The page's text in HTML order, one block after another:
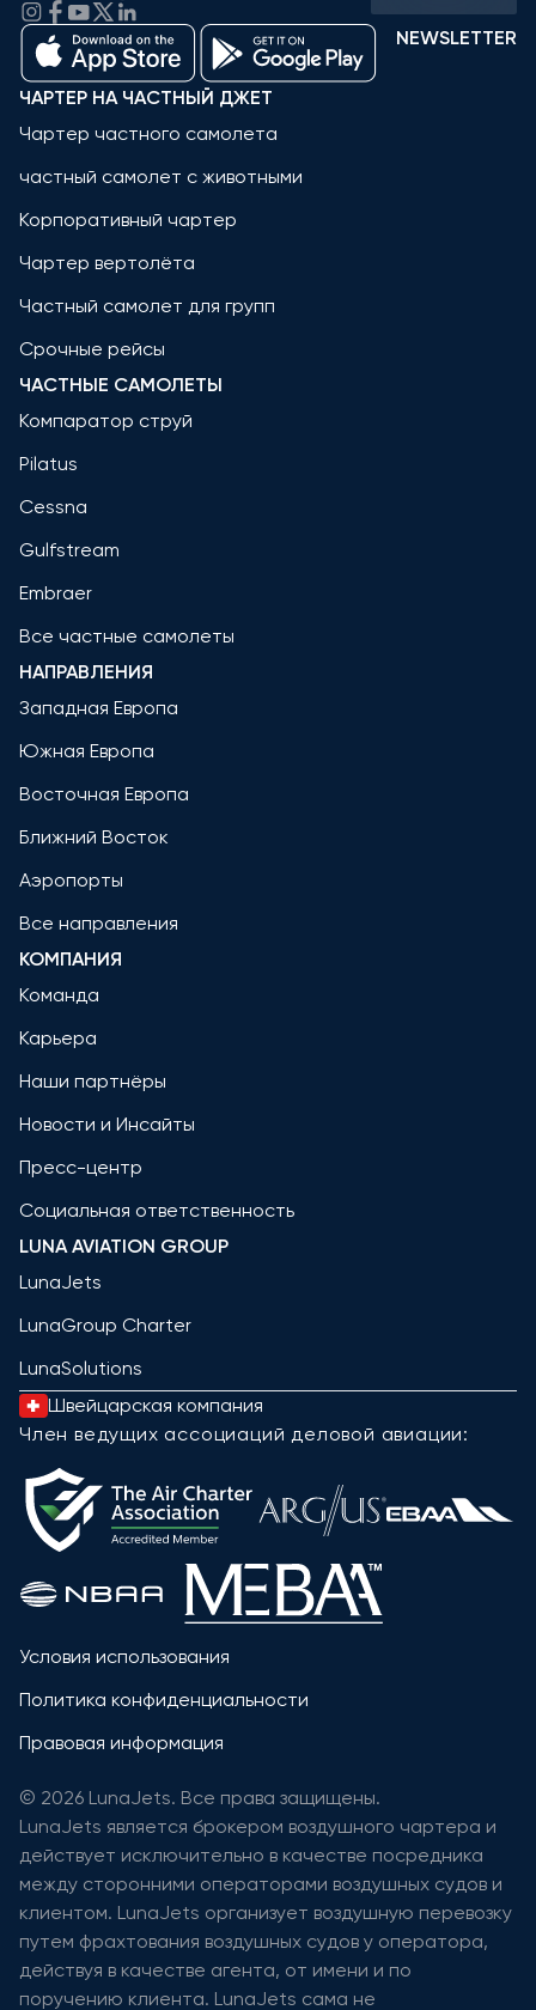
NEWSLETTER
ЧАРТЕР НА ЧАСТНЫЙ ДЖЕТ
Чартер частного самолета
частный самолет с животными
Корпоративный чартер
Чартер вертолёта
Частный самолет для групп
Срочные рейсы
ЧАСТНЫЕ САМОЛЕТЫ
Компаратор струй
Pilatus
Cessna
Gulfstream
Embraer
Все частные самолеты
НАПРАВЛЕНИЯ
Западная Европа
Южная Европа
Восточная Европа
Ближний Восток
Аэропорты
Все направления
КОМПАНИЯ
Команда
Карьера
Наши партнёры
Новости и Инсайты
Пресс-центр
Социальная ответственность
LUNA AVIATION GROUP
LunaJets
LunaGroup Charter
LunaSolutions
Швейцарская компания
Член ведущих ассоциаций деловой авиации:
Условия использования
Политика конфиденциальности
Правовая информация
© 2026 LunaJets. Все права защищены.
LunaJets является брокером воздушного чартера и
действует исключительно в качестве посредника
между сторонними операторами воздушных судов и
клиентом. LunaJets организует воздушную перевозку
путем фрахтования воздушных судов у оператора,
действуя в качестве агента, от имени и по
поручению клиента. LunaJets сама не